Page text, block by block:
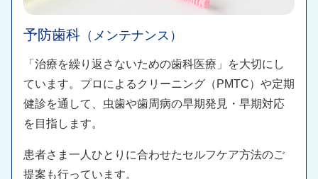
予防歯科 （メンテナンス）​​
「治療を繰り返さないための歯科医療」を大切にし
ています。プロによるクリーニング（PMTC）や定期
健診を通して、虫歯や歯周病の早期発見・早期対応
を目指します。​
患者さま一人ひとりに合わせたセルフケア方法のご
提案も行っています。​